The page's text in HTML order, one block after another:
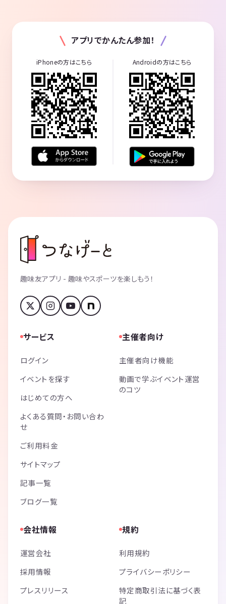
アプリでかんたん参加！
iPhoneの方はこちら Androidの方はこちら
趣味友アプリ - 趣味やスポーツを楽しもう！
サービス
ログイン
イベントを探す
はじめての方へ
よくある質問・お問い合わ
せ
ご利用料金
サイトマップ
記事一覧
ブログ一覧
主催者向け
主催者向け機能
動画で学ぶイベント運営
のコツ
会社情報
運営会社
採用情報
プレスリリース
規約
利用規約
プライバシーポリシー
特定商取引法に基づく表
記